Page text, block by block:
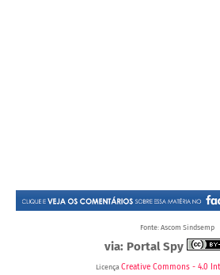
Fonte: Ascom Sindsemp
via: Portal Spy
Licença Creative Commons - 4.0